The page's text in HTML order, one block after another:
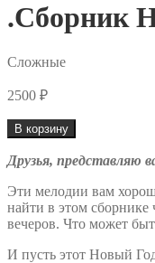
.Сборник
Сложные
2500 ₽
Количество
товара
.Сборник
аранжировок
В корзину
Друзья, представляю
Эти мелодии вам
найти в этом
вечеров. Что может
И пусть этот Новый